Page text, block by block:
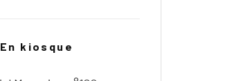
En kiosque